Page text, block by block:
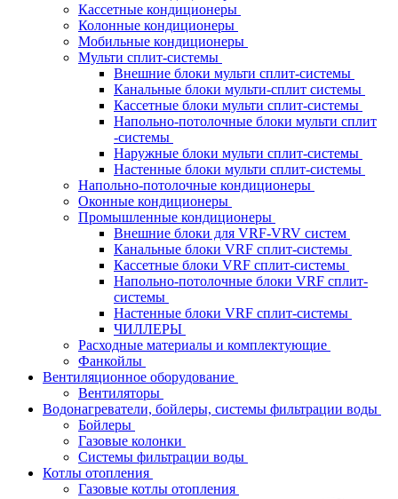
Кассетные кондиционеры
Колонные кондиционеры
Мобильные кондиционеры
Мульти сплит-системы
Внешние блоки мульти сплит-системы
Канальные блоки мульти-сплит системы
Кассетные блоки мульти сплит-системы
Напольно-потолочные блоки мульти сплит
-системы
Наружные блоки мульти сплит-системы
Настенные блоки мульти сплит-системы
Напольно-потолочные кондиционеры
Оконные кондиционеры
Промышленные кондиционеры
Внешние блоки для VRF-VRV систем
Канальные блоки VRF сплит-системы
Кассетные блоки VRF сплит-системы
Напольно-потолочные блоки VRF сплит-
системы
Настенные блоки VRF сплит-системы
ЧИЛЛЕРЫ
Расходные материалы и комплектующие
Фанкойлы
Вентиляционное оборудование
Вентиляторы
Водонагреватели, бойлеры, системы фильтрации воды
Бойлеры
Газовые колонки
Системы фильтрации воды
Котлы отопления
Газовые котлы отопления